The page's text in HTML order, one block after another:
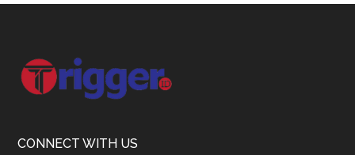
Footer
CONNECT WITH US